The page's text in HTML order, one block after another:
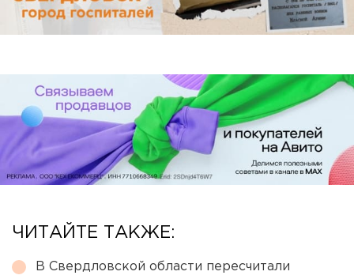
ЧИТАЙТЕ ТАКЖЕ:
В Свердловской области пересчитали